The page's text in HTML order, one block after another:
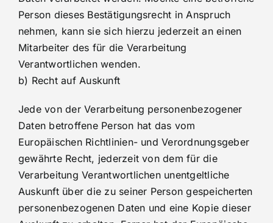
Person dieses Bestätigungsrecht in Anspruch
nehmen, kann sie sich hierzu jederzeit an einen
Mitarbeiter des für die Verarbeitung
Verantwortlichen wenden.
b) Recht auf Auskunft
Jede von der Verarbeitung personenbezogener
Daten betroffene Person hat das vom
Europäischen Richtlinien- und Verordnungsgeber
gewährte Recht, jederzeit von dem für die
Verarbeitung Verantwortlichen unentgeltliche
Auskunft über die zu seiner Person gespeicherten
personenbezogenen Daten und eine Kopie dieser